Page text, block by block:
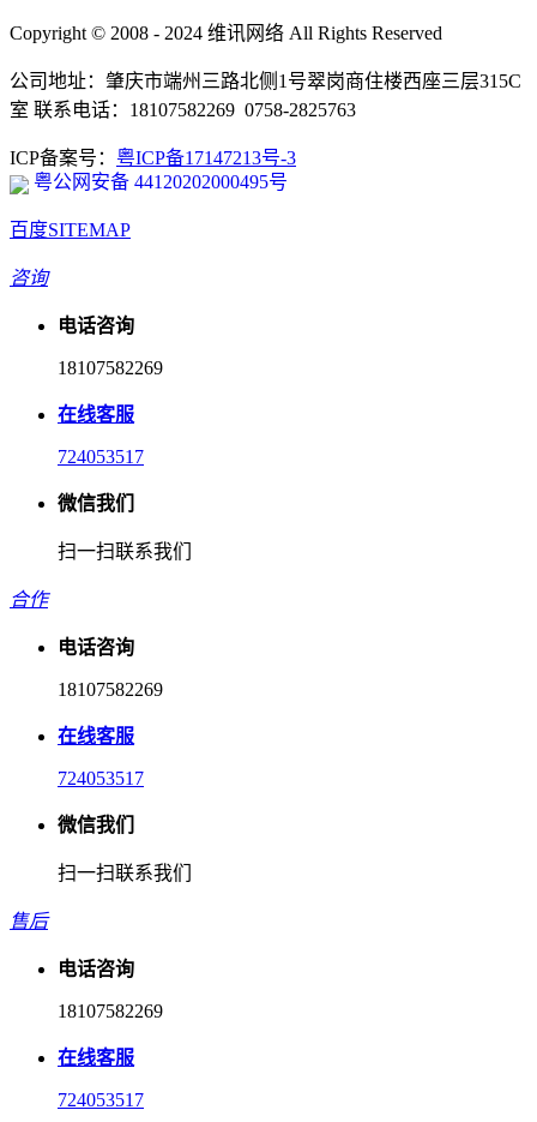
Copyright © 2008 - 2024 维讯网络 All Rights Reserved
公司地址：肇庆市端州三路北侧1号翠岗商住楼西座三层315C
室 联系电话：18107582269 0758-2825763
ICP备案号： 粤ICP备17147213号-3
粤公网安备 44120202000495号
百度SITEMAP
咨询
电话咨询
18107582269
在线客服
724053517
微信我们
扫一扫联系我们
合作
电话咨询
18107582269
在线客服
724053517
微信我们
扫一扫联系我们
售后
电话咨询
18107582269
在线客服
724053517